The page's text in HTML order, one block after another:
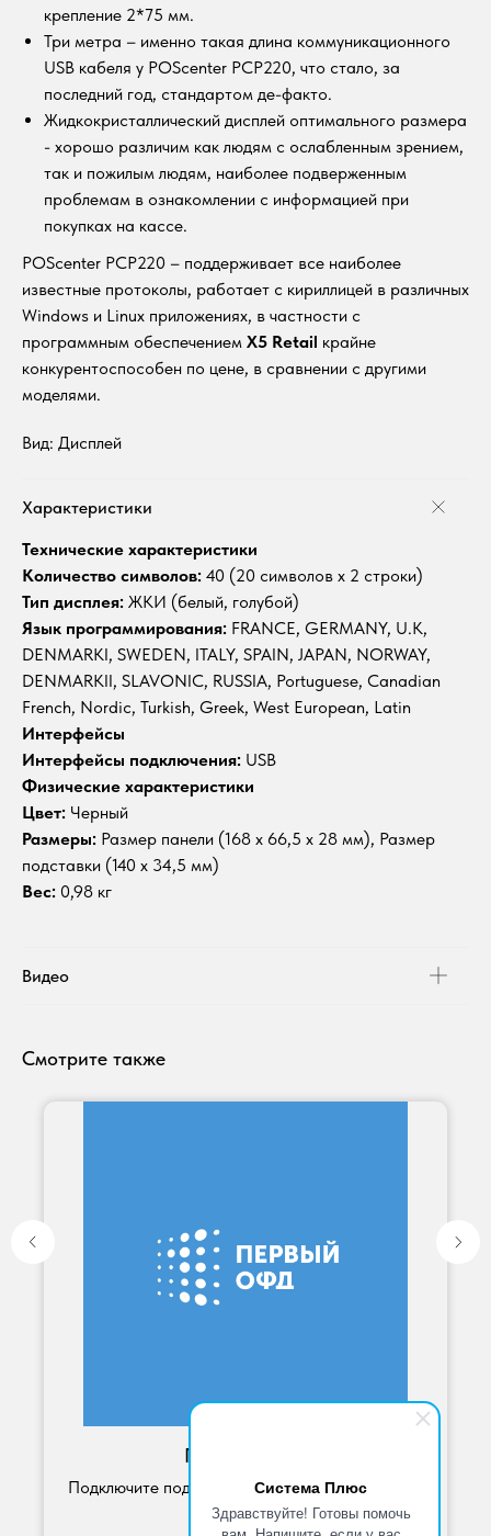
Система Плюс
Здравствуйте! Готовы помочь
крепление 2*75 мм.
Три метра – именно такая длина коммуникационного
USB кабеля у POScenter PCP220, что стало, за
последний год, стандартом де-факто.
Жидкокристаллический дисплей оптимального размера
- хорошо различим как людям с ослабленным зрением,
так и пожилым людям, наиболее подверженным
проблемам в ознакомлении с информацией при
покупках на кассе.
POScenter PCP220 – поддерживает все наиболее
известные протоколы, работает с кириллицей в различных
Windows и Linux приложениях, в частности с
программным обеспечением Х5 Retail крайне
конкурентоспособен по цене, в сравнении с другими
моделями.
Вид: Дисплей
Характеристики
Технические характеристики
Количество символов: 40 (20 символов х 2 строки)
Тип дисплея: ЖКИ (белый, голубой)
Язык программирования: FRANCE, GERMANY, U.K,
DENMARKI, SWEDEN, ITALY, SPAIN, JAPAN, NORWAY,
DENMARKII, SLAVONIC, RUSSIA, Portuguese, Canadian
French, Nordic, Turkish, Greek, West European, Latin
Интерфейсы
Интерфейсы подключения: USB
Физические характеристики
Цвет: Черный
Размеры: Размер панели (168 х 66,5 х 28 мм), Размер
подставки (140 х 34,5 мм)
Вес: 0,98 кг
Видео
Смотрите также
Первый ОФД
Подключите подходящий тариф к вашей кассе.
4 500 р.